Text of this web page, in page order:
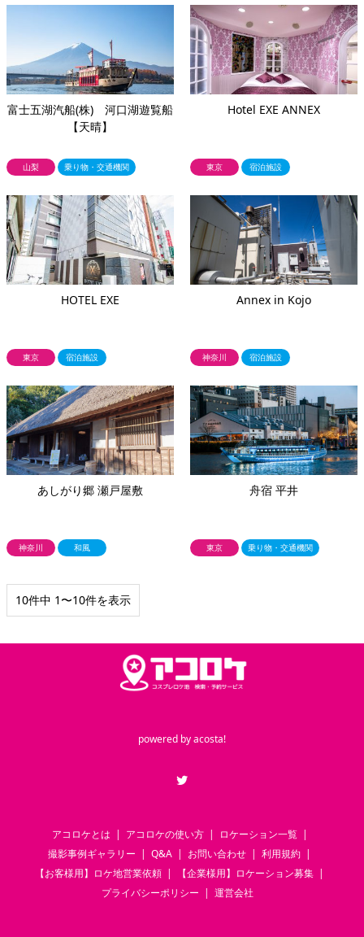
富士五湖汽船(株) 河口湖遊覧船
【天晴】
山梨 乗り物・交通機関
Hotel EXE ANNEX
東京 宿泊施設
HOTEL EXE
東京 宿泊施設
Annex in Kojo
神奈川 宿泊施設
あしがり郷 瀬戸屋敷
神奈川 和風
舟宿 平井
東京 乗り物・交通機関
10件中 1〜10件を表示
powered byacosta!
アコロケとは アコロケの使い方
ロケーション一覧
撮影事例ギャラリー
Q&A お問い合わせ
利用規約
【お客様用】ロケ地営業依頼
【企業様用】ロケーション募集
プライバシーポリシー
運営会社